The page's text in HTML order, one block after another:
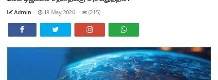
Admin - 18 May 2026 - (215)